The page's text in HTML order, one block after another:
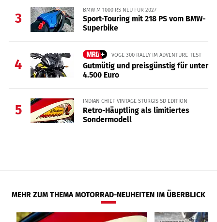
3
BMW M 1000 RS NEU FÜR 2027
Sport-Touring mit 218 PS vom BMW-
Superbike
4
VOGE 300 RALLY IM ADVENTURE-TEST
Gutmütig und preisgünstig für unter
4.500 Euro
5
INDIAN CHIEF VINTAGE STURGIS SD EDITION
Retro-Häuptling als limitiertes
Sondermodell
MEHR ZUM THEMA MOTORRAD-NEUHEITEN IM ÜBERBLICK